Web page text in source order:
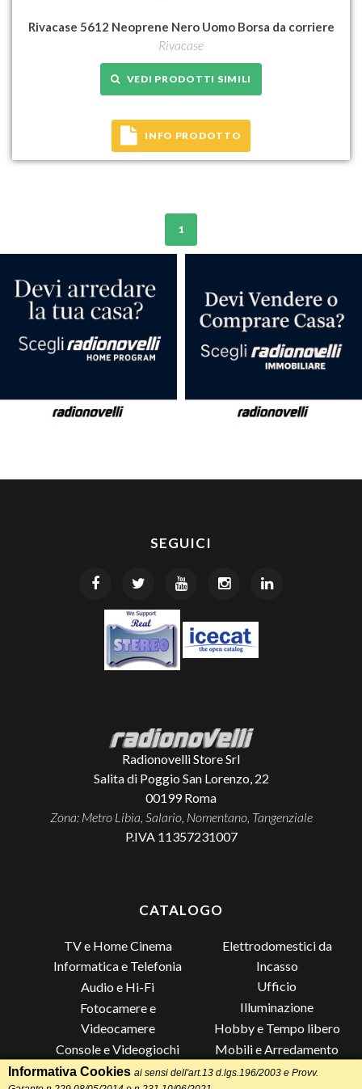
Rivacase 5612 Neoprene Nero Uomo Borsa da corriere
Rivacase
VEDI PRODOTTI SIMILI
INFO PRODOTTO
1
SEGUICI
Radionovelli Store Srl
Salita di Poggio San Lorenzo, 22
00199 Roma
Zona: Metro Libia, Salario, Nomentano, Tangenziale
P.IVA 11357231007
CATALOGO
TV e Home Cinema
Informatica e Telefonia
Audio e Hi-Fi
Fotocamere e
Videocamere
Console e Videogiochi
Piccoli Elettrodomestici
Elettrodomestici da
Incasso
Ufficio
Illuminazione
Hobby e Tempo libero
Mobili e Arredamento
Lista di Nozze
Informativa Cookies ai sensi dell'art.13 d.lgs.196/2003 e Provv.